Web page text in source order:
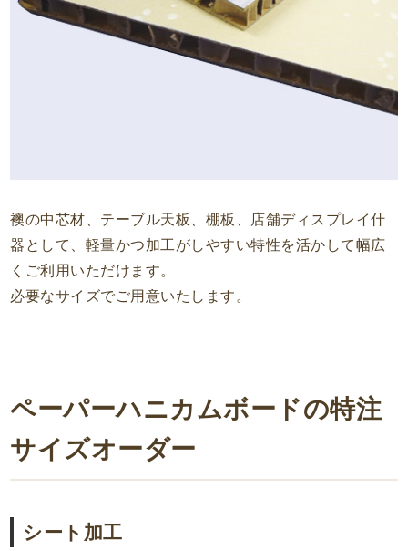
襖の中芯材、テーブル天板、棚板、店舗ディスプレイ什
器として、軽量かつ加工がしやすい特性を活かして幅広
くご利用いただけます。
必要なサイズでご用意いたします。
ペーパーハニカムボードの特注
サイズオーダー
シート加工